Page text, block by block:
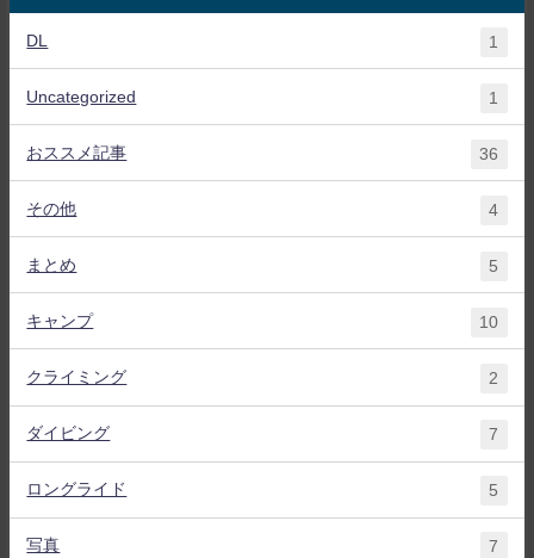
DL 1
Uncategorized 1
おススメ記事 36
その他 4
まとめ 5
キャンプ 10
クライミング 2
ダイビング 7
ロングライド 5
写真 7